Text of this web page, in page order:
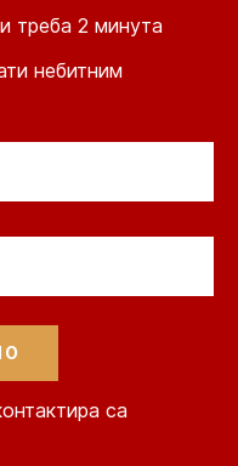
треба 2 минута
небитним
са